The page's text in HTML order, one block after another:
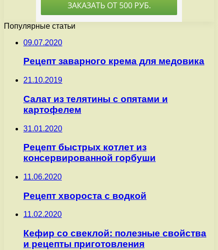
Популярные статьи
09.07.2020
Рецепт заварного крема для медовика
21.10.2019
Салат из телятины с опятами и
картофелем
31.01.2020
Рецепт быстрых котлет из
консервированной горбуши
11.06.2020
Рецепт хвороста с водкой
11.02.2020
Кефир со свеклой: полезные свойства
и рецепты приготовления